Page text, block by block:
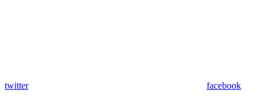
twitter facebook